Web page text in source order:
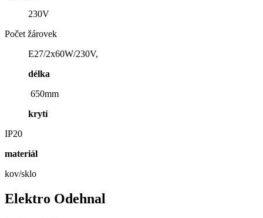
230V
Počet žárovek
E27/2x60W/230V,
délka
650mm
krytí
IP20
materiál
kov/sklo
Elektro Odehnal